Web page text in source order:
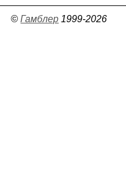
©Гамблер 1999-2026